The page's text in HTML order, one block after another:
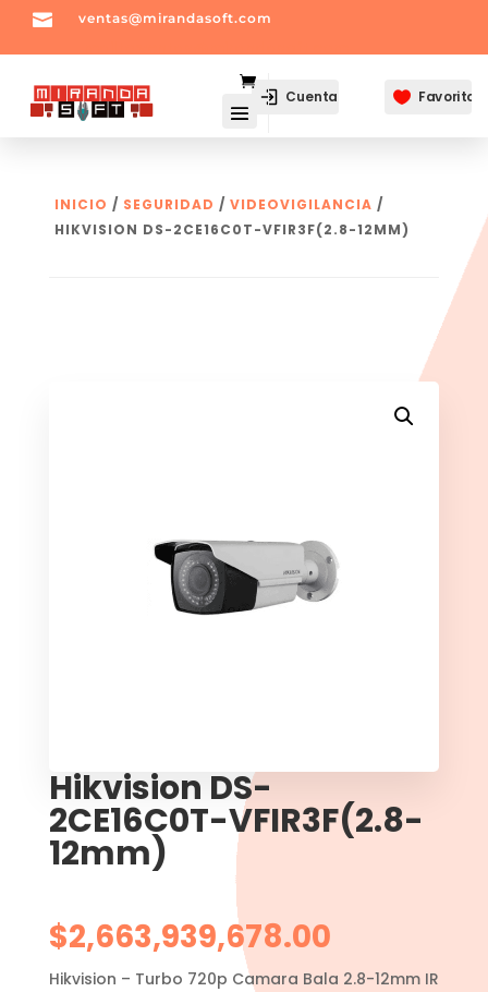
 ventas@mirandasoft.com
Cuenta  Favoritos
INICIO / SEGURIDAD / VIDEOVIGILANCIA /
HIKVISION DS-2CE16C0T-VFIR3F(2.8-12MM)
Hikvision DS-
2CE16C0T-VFIR3F(2.8-
12mm)
$2,663,939,678.00
Hikvision – Turbo 720p Camara Bala 2.8-12mm IR